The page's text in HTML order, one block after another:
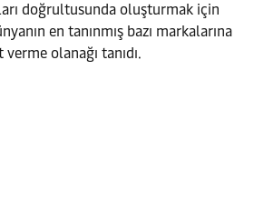
doğrultusunda oluşturmak için
en tanınmış bazı markalarına
verme olanağı tanıdı.